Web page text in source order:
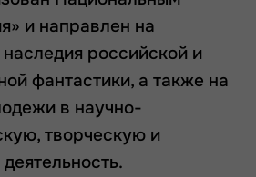
и направлен на
российской и
фантастики, а также на
в научно-
творческую и